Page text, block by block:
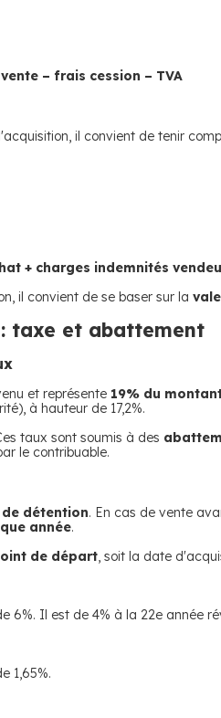
– frais cession – TVA
il convient de tenir
+ charges indemnités
il convient de se baser sur la
taxe et abattement
et représente 19% du
à hauteur de 17,2%.
taux sont soumis à des
le contribuable.
détention. En cas de vente
année.
de départ, soit la date
6%. Il est de 4% à la 22e année
1,65%.